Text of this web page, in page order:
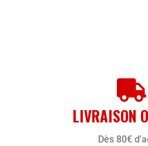
LIVRAISON
Dès 80€